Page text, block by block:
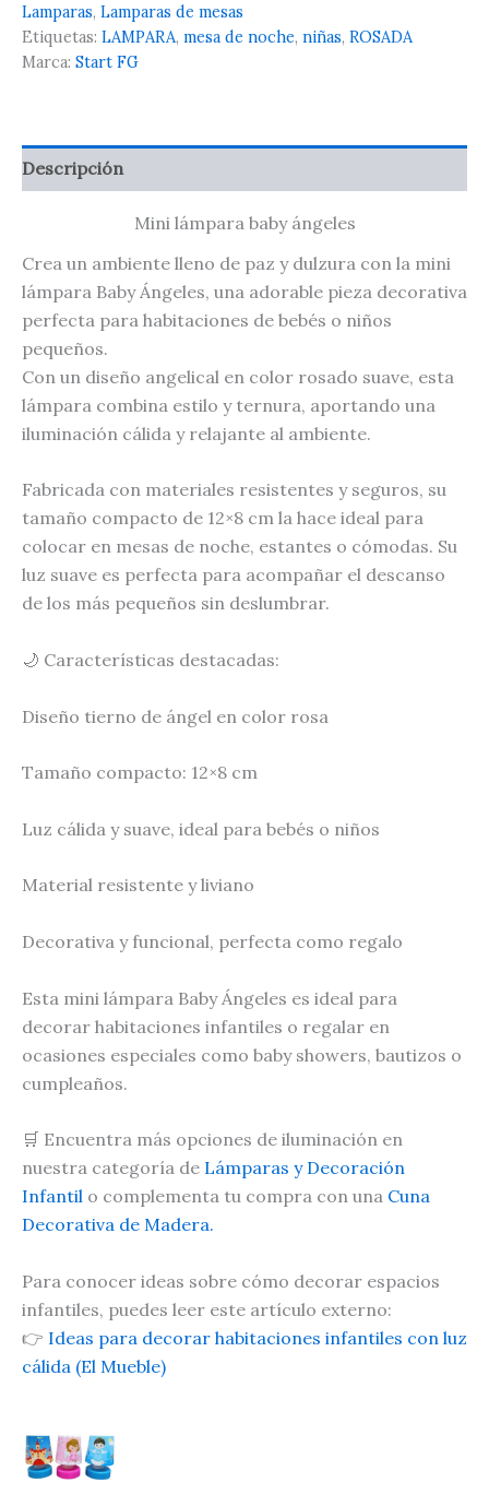
Lamparas, Lamparas de mesas
Etiquetas: LAMPARA, mesa de noche, niñas, ROSADA
Marca: Start FG
Descripción
Mini lámpara baby ángeles
Crea un ambiente lleno de paz y dulzura con la mini
lámpara Baby Ángeles, una adorable pieza decorativa
perfecta para habitaciones de bebés o niños
pequeños.
Con un diseño angelical en color rosado suave, esta
lámpara combina estilo y ternura, aportando una
iluminación cálida y relajante al ambiente.
Fabricada con materiales resistentes y seguros, su
tamaño compacto de 12×8 cm la hace ideal para
colocar en mesas de noche, estantes o cómodas. Su
luz suave es perfecta para acompañar el descanso
de los más pequeños sin deslumbrar.
🌙 Características destacadas:
Diseño tierno de ángel en color rosa
Tamaño compacto: 12×8 cm
Luz cálida y suave, ideal para bebés o niños
Material resistente y liviano
Decorativa y funcional, perfecta como regalo
Esta mini lámpara Baby Ángeles es ideal para
decorar habitaciones infantiles o regalar en
ocasiones especiales como baby showers, bautizos o
cumpleaños.
🛒 Encuentra más opciones de iluminación en
nuestra categoría de Lámparas y Decoración
Infantil o complementa tu compra con una Cuna
Decorativa de Madera.
Para conocer ideas sobre cómo decorar espacios
infantiles, puedes leer este artículo externo:
👉 Ideas para decorar habitaciones infantiles con luz
cálida (El Mueble)